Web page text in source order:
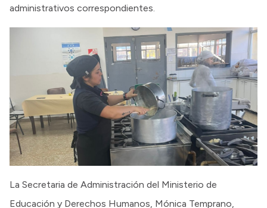
administrativos correspondientes.
La Secretaria de Administración del Ministerio de
Educación y Derechos Humanos, Mónica Temprano,